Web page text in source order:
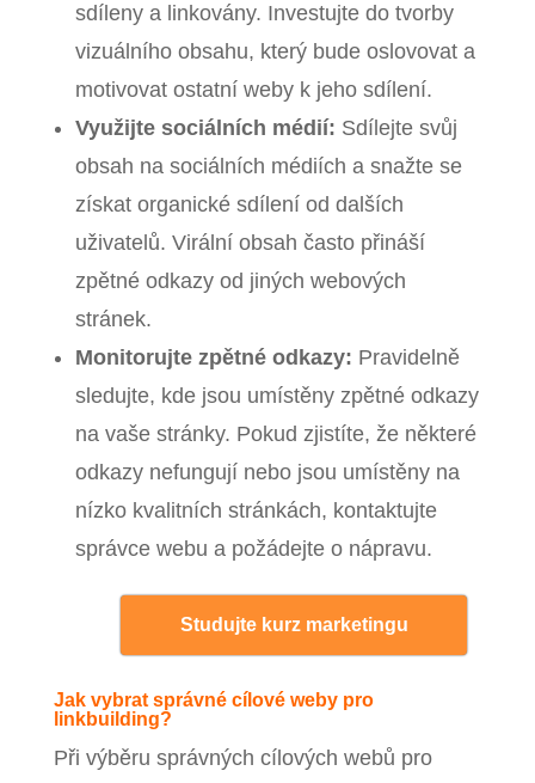
sdíleny a linkovány. Investujte do tvorby
vizuálního obsahu, který bude oslovovat a
motivovat ostatní weby k jeho sdílení.
Využijte sociálních médií: Sdílejte svůj
obsah na sociálních médiích a snažte se
získat organické sdílení od dalších
uživatelů. Virální obsah často přináší
zpětné odkazy od jiných webových
stránek.
Monitorujte zpětné odkazy: Pravidelně
sledujte, kde jsou umístěny zpětné odkazy
na vaše stránky. Pokud zjistíte, že některé
odkazy nefungují nebo jsou umístěny na
nízko kvalitních stránkách, kontaktujte
správce webu a požádejte o nápravu.
Studujte kurz marketingu
Jak vybrat správné cílové weby pro
linkbuilding?
Při výběru správných cílových webů pro